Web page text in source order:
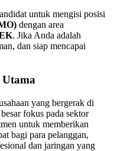
untuk mengisi posisi
dengan area
. Jika Anda adalah
dan siap mencapai
yang bergerak di
fokus pada sektor
untuk memberikan
bagi para pelanggan,
dan jaringan yang